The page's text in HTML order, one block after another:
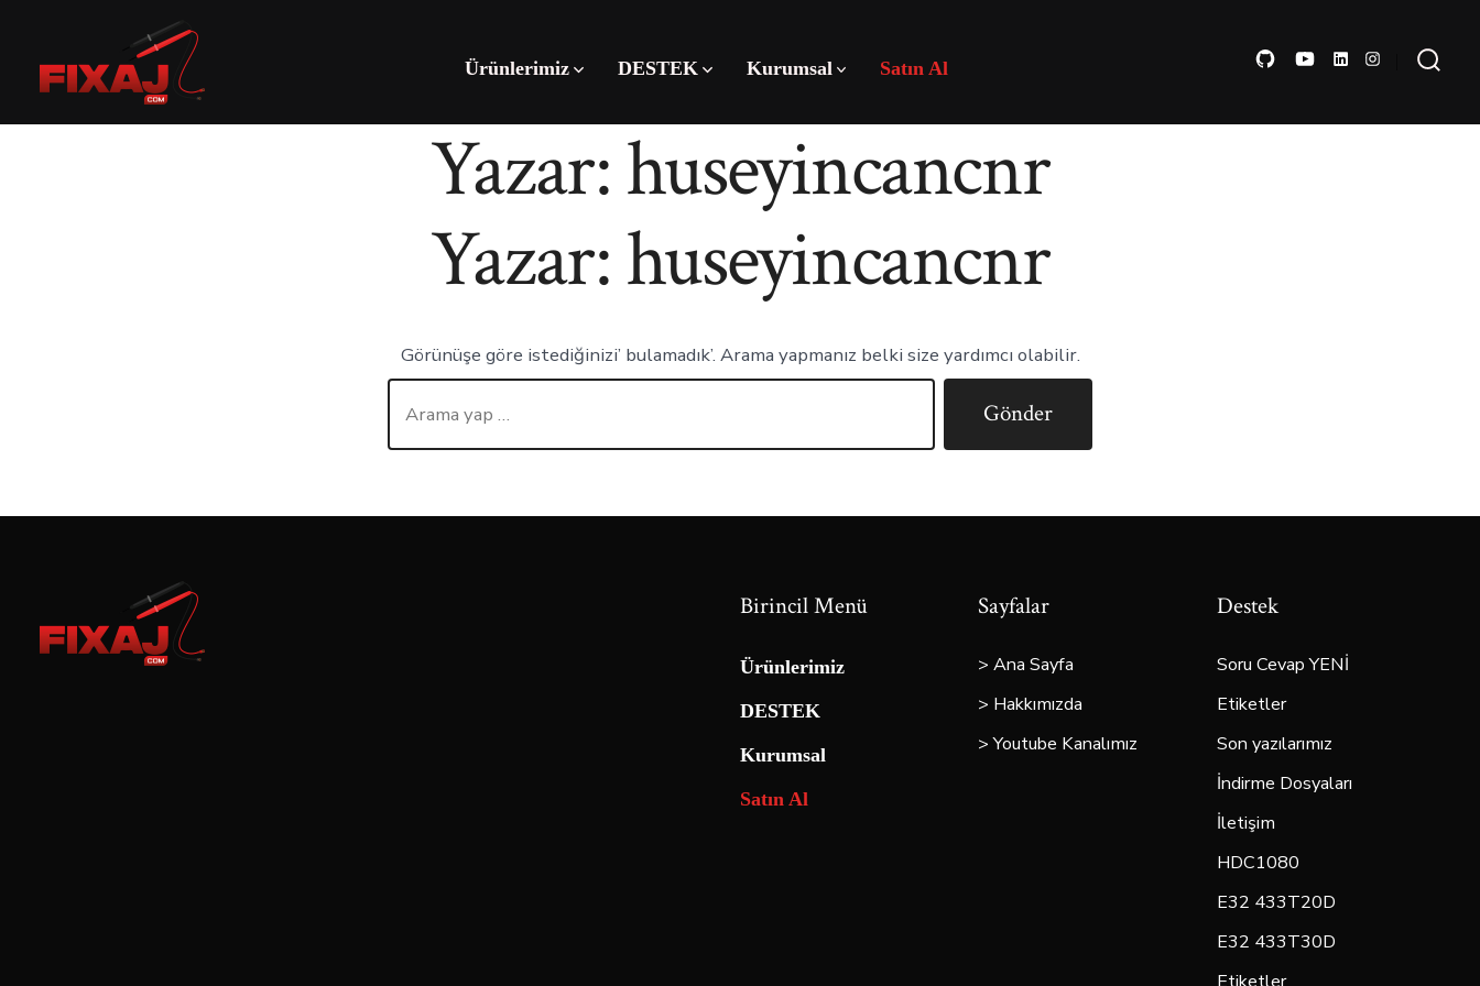
Ürünlerimiz DESTEK Kurumsal Satın Al
Yazar:huseyincancnr
Yazar:huseyincancnr
Görünüşe göre istediğinizi’ bulamadık’. Arama yapmanız belki size yardımcı olabilir.
Gönder
Birincil Menü
Ürünlerimiz
DESTEK
Kurumsal
Satın Al
Sayfalar
> Ana Sayfa
> Hakkımızda
> Youtube Kanalımız
Destek
Soru Cevap YENİ
Etiketler
Son yazılarımız
İndirme Dosyaları
İletişim
HDC1080
E32 433T20D
E32 433T30D